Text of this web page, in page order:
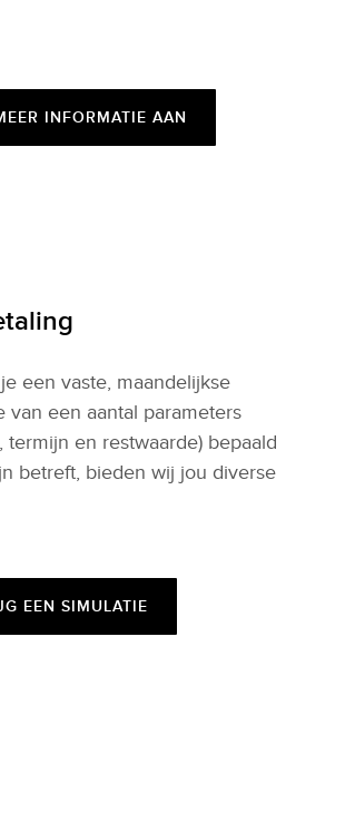
INFORMATIE AAN
een vaste, maandelijkse
een aantal parameters
termijn en restwaarde) bepaald
betreft, bieden wij jou diverse
EEN SIMULATIE